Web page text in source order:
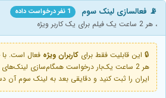
📡 فعالسازی لینک سوم 1 نفر درخواست داده
، هر 2 ساعت یک فیلم برای یک کاربر ویژه
🔒 این قابلیت فقط برای کاربران ویژه فعال است. با
ایران را ثبت کنید و دقایقی بعد به لینک سوم